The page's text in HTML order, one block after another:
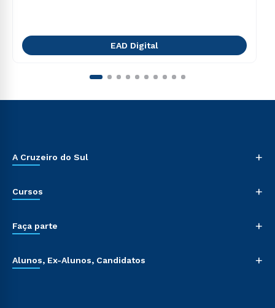
EAD Digital
A Cruzeiro do Sul +
Cursos +
Faça parte +
Alunos, Ex-Alunos, Candidatos +